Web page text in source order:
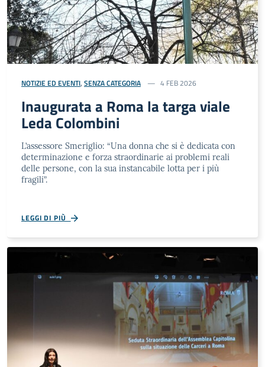
NOTIZIE ED EVENTI, SENZA CATEGORIA 4 FEB 2026
Inaugurata a Roma la targa viale
Leda Colombini
L’assessore Smeriglio: “Una donna che si è dedicata con
determinazione e forza straordinarie ai problemi reali
delle persone, con la sua instancabile lotta per i più
fragili”.
LEGGI DI PIÙ